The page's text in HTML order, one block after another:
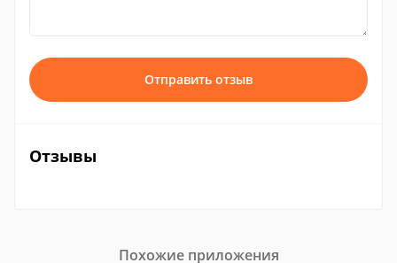
Отправить отзыв
Отзывы
Похожие приложения